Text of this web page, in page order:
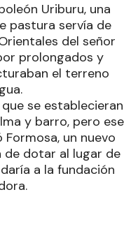
Uriburu, una
pastura servía de
del señor
prolongados y
el terreno
se establecieran
y barro, pero ese
un nuevo
de dotar al lugar de
a la fundación